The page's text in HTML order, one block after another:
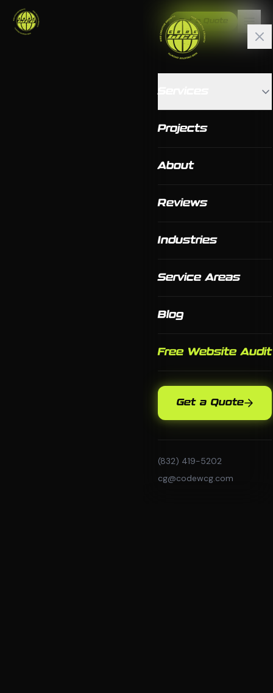
Get a Quote
Projects
About
Reviews
Industries
Service Areas
Blog
Free Website Audit
Get a Quote
(832) 419-5202
cg@codewcg.com